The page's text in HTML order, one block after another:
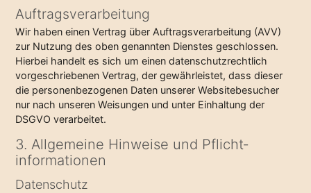
Auftragsverarbeitung
Wir haben einen Vertrag über Auftragsverarbeitung (AVV)
zur Nutzung des oben genannten Dienstes geschlossen.
Hierbei handelt es sich um einen datenschutzrechtlich
vorgeschriebenen Vertrag, der gewährleistet, dass dieser
die personenbezogenen Daten unserer Websitebesucher
nur nach unseren Weisungen und unter Einhaltung der
DSGVO verarbeitet.
3. Allgemeine Hinweise und Pflicht­
informationen
Datenschutz